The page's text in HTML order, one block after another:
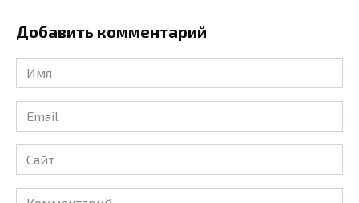
Добавить комментарий
Имя
*
Email
*
Сайт
Комментарий